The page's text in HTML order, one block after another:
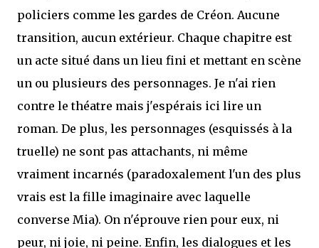
policiers comme les gardes de Créon. Aucune
transition, aucun extérieur. Chaque chapitre est
un acte situé dans un lieu fini et mettant en scène
un ou plusieurs des personnages. Je n'ai rien
contre le théatre mais j'espérais ici lire un
roman. De plus, les personnages (esquissés à la
truelle) ne sont pas attachants, ni même
vraiment incarnés (paradoxalement l'un des plus
vrais est la fille imaginaire avec laquelle
converse Mia). On n'éprouve rien pour eux, ni
peur, ni joie, ni peine. Enfin, les dialogues et les